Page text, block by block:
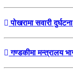
पोखरामा सवारी
गण्डकीमा मन्त्रालय